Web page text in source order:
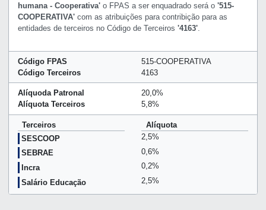
humana - Cooperativa'o FPAS a ser enquadrado será o '515-
COOPERATIVA'com as atribuições para contribição para as
entidades de terceiros no Código de Terceiros '4163'.
Código FPAS
515-COOPERATIVA
Código Terceiros
4163
Alíquoda Patronal
20,0%
Alíquota Terceiros
5,8%
Terceiros
Alíquota
SESCOOP
2,5%
SEBRAE
0,6%
Incra
0,2%
Salário Educação
2,5%